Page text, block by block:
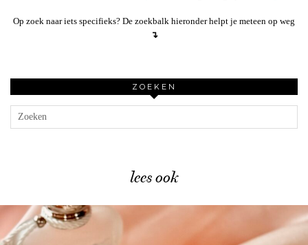
Op zoek naar iets specifieks? De zoekbalk hieronder helpt je meteen op weg
↴
ZOEKEN
lees ook